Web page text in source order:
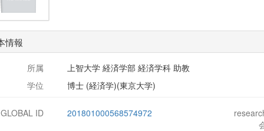
情報
所属
上智大学 経済学部 経済学科 助教
学位
博士 (経済学)(東京大学)
ID 201801000568574972